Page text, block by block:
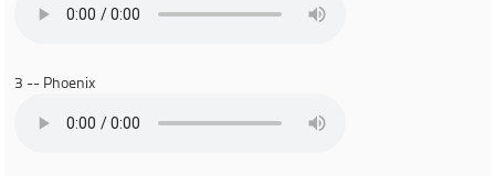
3 -- Phoenix